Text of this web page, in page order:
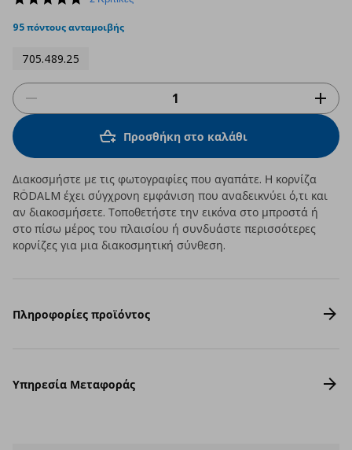
rating
95 πόντους ανταμοιβής
705.489.25
Προσθήκη στο καλάθι
Διακοσμήστε με τις φωτογραφίες που αγαπάτε. Η κορνίζα
RÖDALM έχει σύγχρονη εμφάνιση που αναδεικνύει ό,τι και
αν διακοσμήσετε. Τοποθετήστε την εικόνα στο μπροστά ή
στο πίσω μέρος του πλαισίου ή συνδυάστε περισσότερες
κορνίζες για μια διακοσμητική σύνθεση.
Πληροφορίες προϊόντος
Υπηρεσία Μεταφοράς